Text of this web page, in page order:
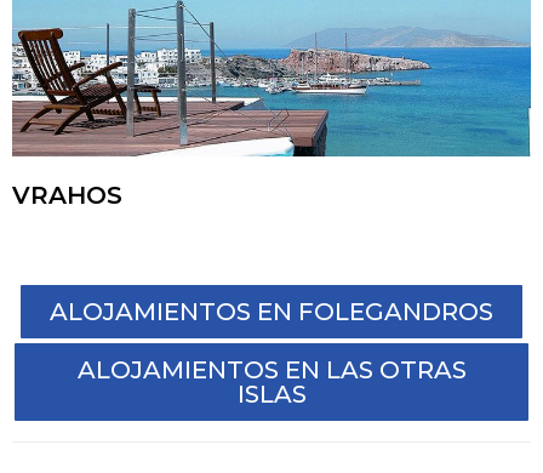
VRAHOS
ALOJAMIENTOS EN FOLEGANDROS
ALOJAMIENTOS EN LAS OTRAS
ISLAS